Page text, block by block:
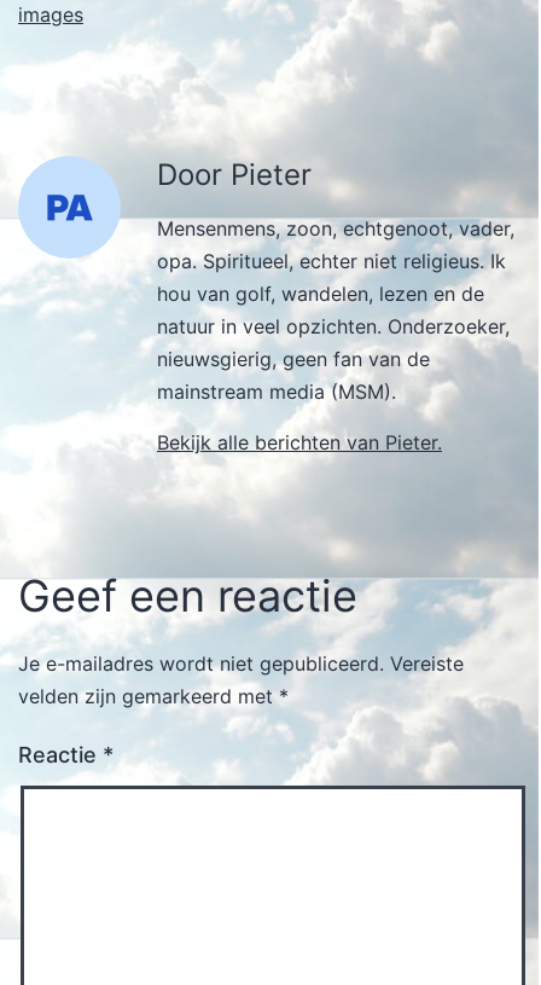
images
Door Pieter
Mensenmens, zoon, echtgenoot, vader,
opa. Spiritueel, echter niet religieus. Ik
hou van golf, wandelen, lezen en de
natuur in veel opzichten. Onderzoeker,
nieuwsgierig, geen fan van de
mainstream media (MSM).
Bekijk alle berichten van Pieter.
Geef een reactie
Je e-mailadres wordt niet gepubliceerd. Vereiste
velden zijn gemarkeerd met *
Reactie *